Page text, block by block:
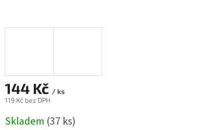
144 Kč / ks
119 Kč bez DPH
cena:
Skladem (37 ks)